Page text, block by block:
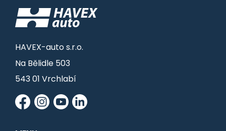
HAVEX-auto s.r.o.
Na Bělidle 503
543 01 Vrchlabí